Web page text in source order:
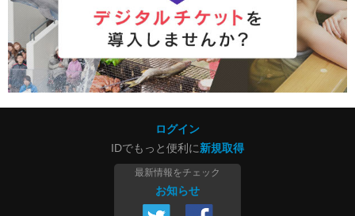
ログイン
IDでもっと便利に新規取得
最新情報をチェック
お知らせ